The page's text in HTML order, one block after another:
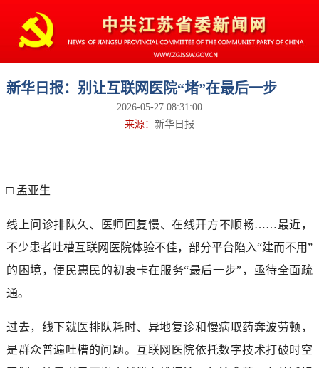
新华日报：别让互联网医院“堵”在最后一步
2026-05-27 08:31:00
来源： 新华日报
□ 孟亚生
线上问诊排队久、医师回复慢、在线开方不顺畅……最近，
不少患者吐槽互联网医院体验不佳，部分平台陷入“建而不用”
的困境，便民惠民的初衷卡在服务“最后一步”，亟待全面疏
通。
过去，线下就医排队耗时、异地复诊和慢病取药奔波劳顿，
是群众普遍吐槽的问题。互联网医院依托数字技术打破时空